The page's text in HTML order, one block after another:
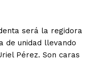
será la regidora
de unidad llevando
Pérez. Son caras